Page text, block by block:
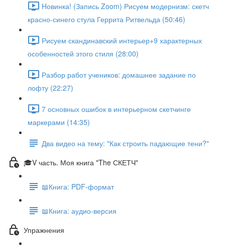
Hовинка! (Запись Zoom) Рисуем модернизм: скетч
красно-синего стула Геррита Ритвельда (50:46)
Рисуем скандинавский интерьер+9 характерных
особенностей этого стиля (28:00)
Разбор работ учеников: домашнее задание по
лофту (22:27)
7 основных ошибок в интерьерном скетчинге
маркерами (14:35)
Два видео на тему: "Как строить падающие тени?"
🎓V часть. Моя книга "The СКЕТЧ"
📖Книга: PDF-формат
📖Книга: аудио-версия
Упражнения